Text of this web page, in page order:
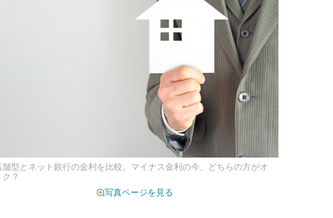
舗型とネット銀行の金利を比較。マイナス金利の今、どちらの方がオ
ク？
写真ページを見る